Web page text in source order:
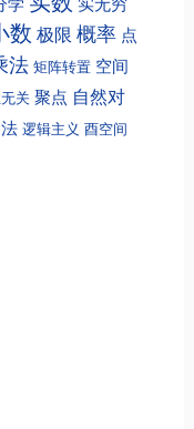
数 极限 概率 点
法 矩阵转置 空间
关 聚点 自然对
逻辑主义 酉空间